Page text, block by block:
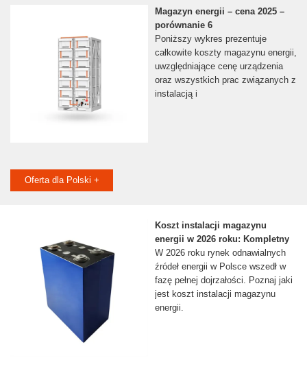
Magazyn energii – cena 2025 –
porównanie 6
Poniższy wykres prezentuje
całkowite koszty magazynu energii,
uwzględniające cenę urządzenia
oraz wszystkich prac związanych z
instalacją i
Oferta dla Polski +
Koszt instalacji magazynu
energii w 2026 roku: Kompletny
W 2026 roku rynek odnawialnych
źródeł energii w Polsce wszedł w
fazę pełnej dojrzałości. Poznaj jaki
jest koszt instalacji magazynu
energii.